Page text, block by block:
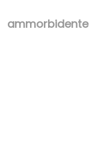
ammorbidente